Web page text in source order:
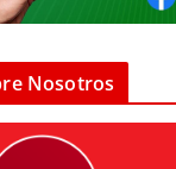
Nosotros